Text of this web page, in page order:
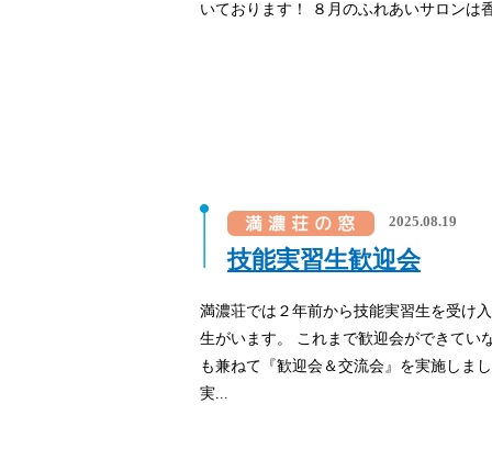
いております！ ８月のふれあいサロンは
2025.08.19
技能実習生歓迎会
満濃荘では２年前から技能実習生を受け
生がいます。 これまで歓迎会ができてい
も兼ねて『歓迎会＆交流会』を実施しま
実...